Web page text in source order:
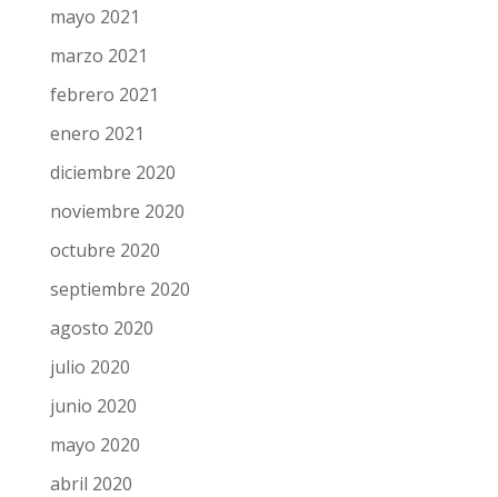
mayo 2021
marzo 2021
febrero 2021
enero 2021
diciembre 2020
noviembre 2020
octubre 2020
septiembre 2020
agosto 2020
julio 2020
junio 2020
mayo 2020
abril 2020